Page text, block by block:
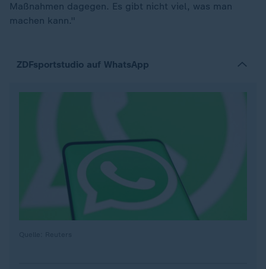
Maßnahmen dagegen. Es gibt nicht viel, was man
machen kann."
ZDFsportstudio auf WhatsApp